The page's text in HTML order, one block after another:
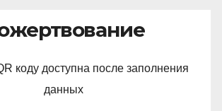
коду доступна после заполнения
данных